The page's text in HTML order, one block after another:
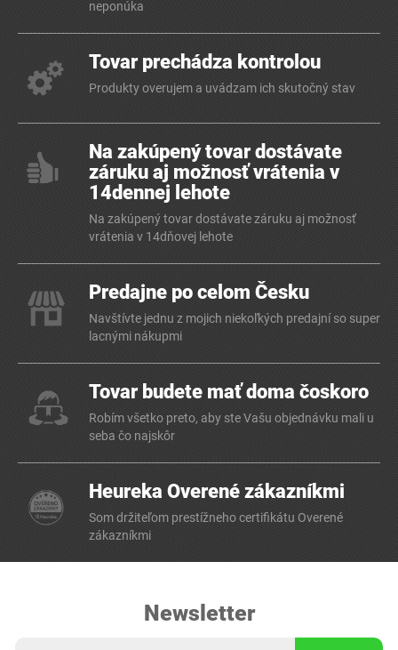
neponúka
Tovar prechádza kontrolou
Produkty overujem a uvádzam ich skutočný stav
Na zakúpený tovar dostávate
záruku aj možnosť vrátenia v
14dennej lehote
Na zakúpený tovar dostávate záruku aj možnosť
vrátenia v 14dňovej lehote
Predajne po celom Česku
Navštívte jednu z mojich niekoľkých predajní so super
lacnými nákupmi
Tovar budete mať doma čoskoro
Robím všetko preto, aby ste Vašu objednávku mali u
seba čo najskôr
Heureka Overené zákazníkmi
Som držiteľom prestížneho certifikátu Overené
zákazníkmi
Newsletter